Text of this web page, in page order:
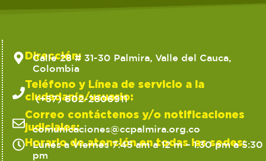
Dirección:
Calle 28 # 31-30 Palmira, Valle del Cauca,
Colombia
Teléfono y Línea de servicio a la
ciudadanía/usuario:
(+57) 602-2806911
Correo contáctenos y/o notificaciones
judiciales:
comunicaciones@ccpalmira.org.co
Horario de atención en todas las sedes:
Lunes a Viernes 7:45 am a 12 m – 1:30 pm a 5:30
pm